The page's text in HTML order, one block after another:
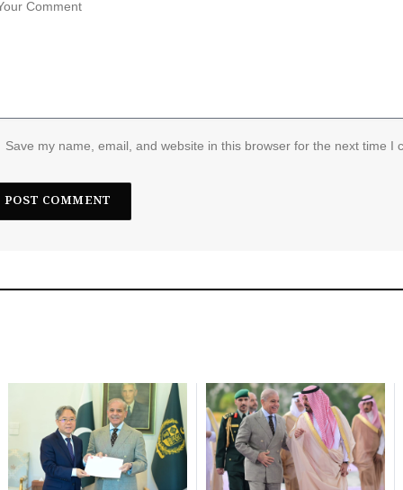
Save my name, email, and website in this browser for the next time I